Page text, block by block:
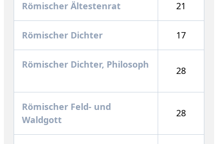
Römischer Ältestenrat 21
Römischer Dichter 17
Römischer Dichter, Philosoph
28
Römischer Feld- und
Waldgott
28